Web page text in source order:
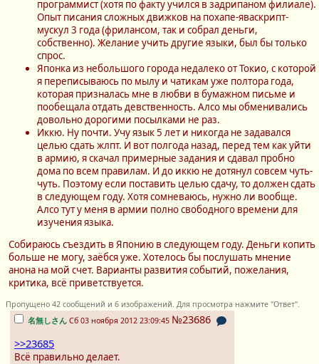
программист (хотя по факту учился в задрипаном филиале).
Опыт писания сложных движков на похапе-яваскрипт-
мускул 3 года (фрилансом, так и собрал деньги,
собственно). Желание учить другие языки, был бы только
спрос.
Японка из небольшого города недалеко от Токио, с которой
я переписываюсь по мылу и чатикам уже полтора года,
которая призналась мне в любви в бумажном письме и
пообещала отдать девственность. Алсо мы обменивались
довольно дорогими посылками не раз.
Иккю. Ну почти. Учу язык 5 лет и никогда не задавался
целью сдать жлпт. И вот полгода назад, перед тем как уйти
в армию, я скачал примерные задания и сдавал пробно
дома по всем правилам. И до иккю не дотянул совсем чуть-
чуть. Поэтому если поставить целью сдачу, то должен сдать
в следующем году. Хотя сомневаюсь, нужно ли вообще.
Алсо тут у меня в армии полно свободного времени для
изучения языка.
Собираюсь съездить в Японию в следующем году. Деньги копить
больше не могу, заёбся уже. Хотелось бы послушать мнение
анона на мой счет. Варианты развития событий, пожелания,
критика, всё приветствуется.
Пропущено 42 сообщений и 6 изображений. Для просмотра нажмите "Ответ".
名無しさん Сб 03 ноября 2012 23:09:45 №23686
>>23685
Всё правильно делает.